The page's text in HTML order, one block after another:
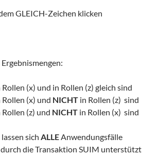
GLEICH-Zeichen klicken
(x) und in Rollen (z) gleich sind
Rollen (x) und NICHT in Rollen (z) sind
(z) und NICHT in Rollen (x) sind
sich ALLEAnwendungsfälle
die Transaktion SUIM unterstützt